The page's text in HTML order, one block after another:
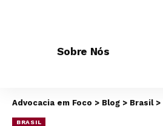
Sobre Nós
Advocacia em Foco > Blog > Brasil>
BRASIL